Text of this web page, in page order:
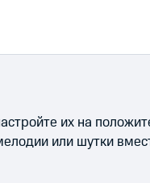
их на
или шутки